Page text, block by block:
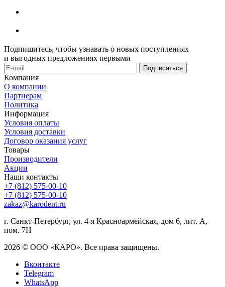
Подпишитесь, чтобы узнавать о новых поступлениях
и выгодных предложениях первыми
Компания
О компании
Партнерам
Политика
Информация
Условия оплаты
Условия доставки
Договор оказания услуг
Товары
Производители
Акции
Наши контакты
+7 (812) 575-00-10
+7 (812) 575-00-10
zakaz@karodent.ru
г. Санкт-Петербург, ул. 4-я Красноармейская, дом 6, лит. А,
пом. 7Н
2026 © ООО «КАРО». Все права защищены.
Вконтакте
Telegram
WhatsApp